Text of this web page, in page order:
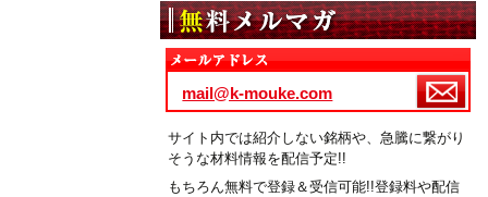
mail@k-mouke.com
サイト内では紹介しない銘柄や、急騰に繋がり
そうな材料情報を配信予定!!
もちろん無料で登録＆受信可能!!登録料や配信